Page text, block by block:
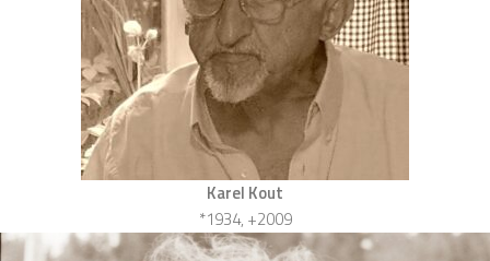
Karel Kout
*1934, +2009